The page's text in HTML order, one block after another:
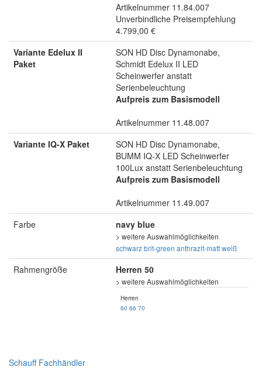
Artikelnummer 11.84.007
Unverbindliche Preisempfehlung
4.799,00 €
Variante Edelux II
Paket
SON HD Disc Dynamonabe,
Schmidt Edelux II LED
Scheinwerfer anstatt
Serienbeleuchtung
Aufpreis zum Basismodell
Artikelnummer 11.48.007
Variante IQ-X Paket
SON HD Disc Dynamonabe,
BUMM IQ-X LED Scheinwerfer
100Lux anstatt Serienbeleuchtung
Aufpreis zum Basismodell
Artikelnummer 11.49.007
Farbe
navy blue
> weitere Auswahlmöglichkeiten
schwarzbrit-green anthrazit-mattweiß
Rahmengröße Herren 50
> weitere Auswahlmöglichkeiten
Herren
60 66 70
Schauff Fachhändler